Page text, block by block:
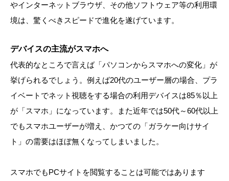
やインターネットブラウザ、その他ソフトウェア等の利用環
境は、驚くべきスピードで進化を遂げています。
デバイスの主流がスマホへ
代表的なところで言えば「パソコンからスマホへの変化」が
挙げられるでしょう。例えば20代のユーザー層の場合、プラ
イベートでネット視聴をする場合の利用デバイスは85％以上
が「スマホ」になっています。また近年では50代～60代以上
でもスマホユーザーが増え、かつての「ガラケー向けサイ
ト」の需要はほぼ無くなってしまいました。
スマホでもPCサイトを閲覧することは可能ではあります